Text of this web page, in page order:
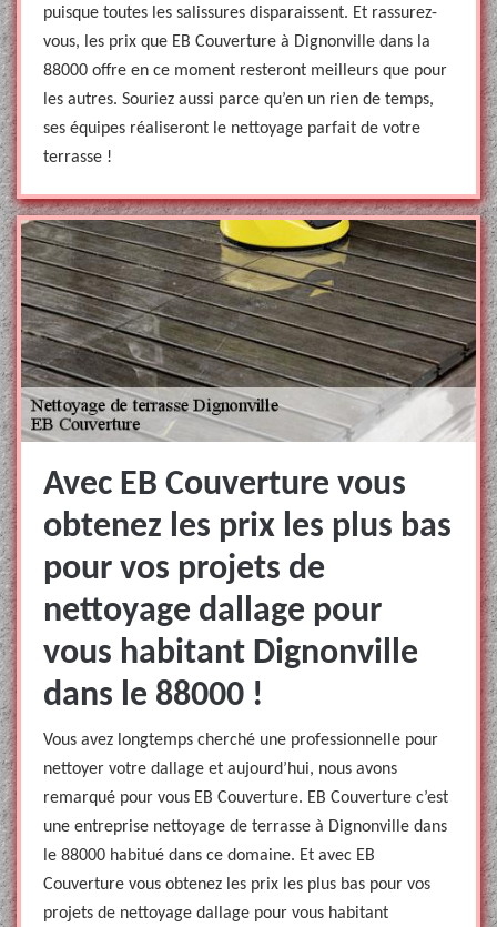
puisque toutes les salissures disparaissent. Et rassurez-
vous, les prix que EB Couverture à Dignonville dans la
88000 offre en ce moment resteront meilleurs que pour
les autres. Souriez aussi parce qu’en un rien de temps,
ses équipes réaliseront le nettoyage parfait de votre
terrasse !
Avec EB Couverture vous
obtenez les prix les plus bas
pour vos projets de
nettoyage dallage pour
vous habitant Dignonville
dans le 88000 !
Vous avez longtemps cherché une professionnelle pour
nettoyer votre dallage et aujourd’hui, nous avons
remarqué pour vous EB Couverture. EB Couverture c’est
une entreprise nettoyage de terrasse à Dignonville dans
le 88000 habitué dans ce domaine. Et avec EB
Couverture vous obtenez les prix les plus bas pour vos
projets de nettoyage dallage pour vous habitant